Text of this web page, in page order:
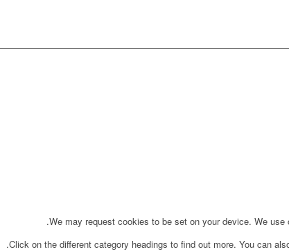
We may request cookies to be set on your device. We
Click on the different category headings to find out more. You can